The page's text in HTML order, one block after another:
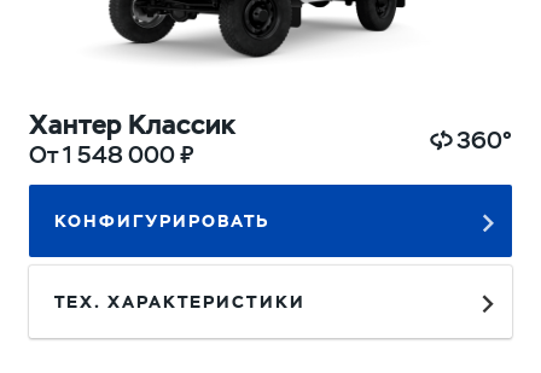
Хантер Классик
От 1 548 000 ₽ 360°
КОНФИГУРИРОВАТЬ
ТЕХ. ХАРАКТЕРИСТИКИ